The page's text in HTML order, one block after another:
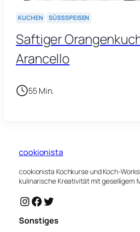
KUCHEN SÜSSSPEISEN
Saftiger
Arancello
55 Min.
cookionista
cookionista Kochkurse und Koch-
kulinarische Kreativität mit geselligem
Instagram
Facebook
Twitter
Sonstiges